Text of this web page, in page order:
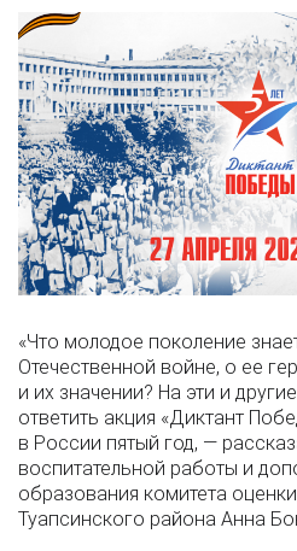
«Что молодое поколение
Отечественной войне, о ее
и их значении? На эти и
ответить акция «Диктант
в России пятый год, —
воспитательной работы и
образования комитета
Туапсинского района Анна